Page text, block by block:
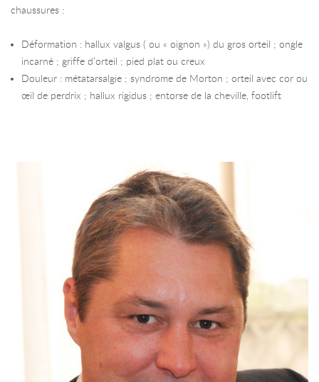
chaussures :
Déformation : hallux valgus ( ou « oignon ») du gros orteil ; ongle
incarné ; griffe d’orteil ; pied plat ou creux
Douleur : métatarsalgie ; syndrome de Morton ; orteil avec cor ou
œil de perdrix ; hallux rigidus ; entorse de la cheville, footlift